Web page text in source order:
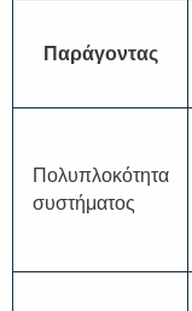
Παράγοντας
Πολυπλοκότητα
συστήματος